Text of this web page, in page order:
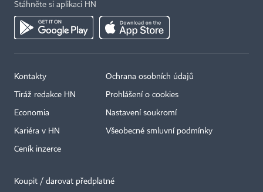
Stáhněte si aplikaci HN
Kontakty
Tiráž redakce HN
Economia
Kariéra v HN
Ceník inzerce
Ochrana osobních údajů
Prohlášení o cookies
Nastavení soukromí
Všeobecné smluvní podmínky
Koupit / darovat předplatné